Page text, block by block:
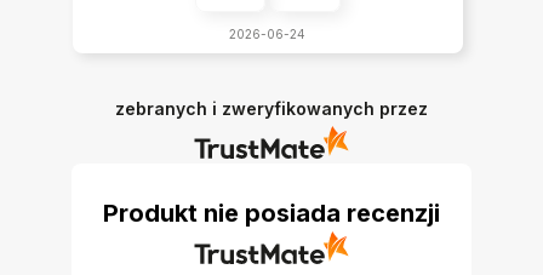
2026-06-24
zebranych i zweryfikowanych przez
Produkt nie posiada recenzji